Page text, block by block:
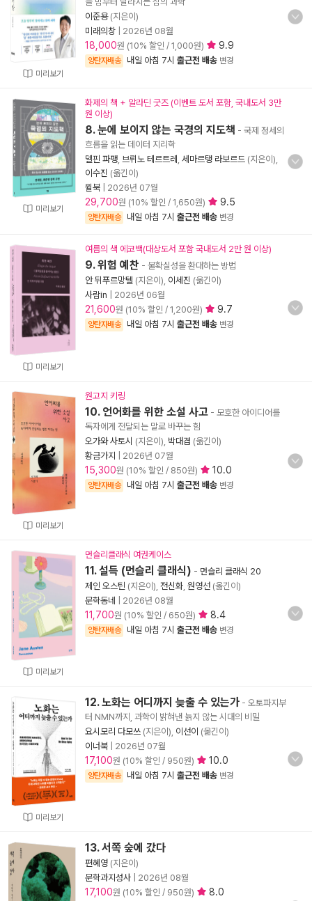
미리보기
이준용(지은이)
미래의창
2026년 08월
18,000원 (10% 할인 / 1,000원) 9.9
양탄자배송 내일 아침 7시 출근전 배송 변경
미리보기
화제의 책 + 알라딘 굿즈 (이벤트 도서 포함, 국내도서 3만
원 이상)
8. 눈에 보이지 않는 국경의 지도책 - 국제 정세의
흐름을 읽는 데이터 지리학
델핀 파팽 브뤼노 테르트레 세마르탱 라보르드 (지은이),
이수진 (옮긴이)
윌북
2026년 07월
29,700원 (10% 할인 / 1,650원) 9.5
양탄자배송 내일 아침 7시 출근전 배송 변경
미리보기
여름의 색 에코백(대상도서 포함 국내도서 2만 원 이상)
9. 위험 예찬 - 불확실성을 환대하는 방법
안 뒤푸르망텔 (지은이), 이세진 (옮긴이)
사람in
2026년 06월
21,600원 (10% 할인 / 1,200원) 9.7
양탄자배송 내일 아침 7시 출근전 배송 변경
미리보기
원고지 키링
10. 언어화를 위한 소설 사고 - 모호한 아이디어를
독자에게 전달되는 말로 바꾸는 힘
오가와 사토시 (지은이), 박대겸 (옮긴이)
황금가지
2026년 07월
15,300원 (10% 할인 / 850원) 10.0
양탄자배송 내일 아침 7시 출근전 배송 변경
미리보기
먼슬리클래식 여권케이스
11. 설득 (먼슬리 클래식) - 먼슬리 클래식 20
제인 오스틴 (지은이), 전신화 원영선 (옮긴이)
문학동네
2026년 08월
11,700원 (10% 할인 / 650원) 8.4
양탄자배송 내일 아침 7시 출근전 배송 변경
미리보기
12. 노화는 어디까지 늦출 수 있는가 - 오토파지부
터 NMN까지, 과학이 밝혀낸 늙지 않는 시대의 비밀
요시모리 다모쓰 (지은이), 이선이 (옮긴이)
이너북
2026년 07월
17,100원 (10% 할인 / 950원) 10.0
양탄자배송 내일 아침 7시 출근전 배송 변경
13. 서쪽 숲에 갔다
편혜영 (지은이)
문학과지성사
2026년 08월
17,100원 (10% 할인 / 950원) 8.0